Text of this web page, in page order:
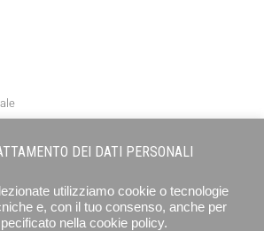
DEI DATI PERSONALI
utilizziamo cookie o tecnologie
e, con il tuo consenso, anche per
nella cookie policy.